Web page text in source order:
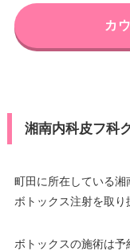
カ
湘南内科皮フ科
町田に所在している
ボトックス注射を取り
ボトックスの施術は